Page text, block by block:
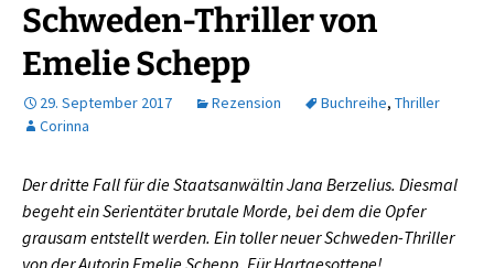
Schweden-Thriller von
Emelie Schepp
29. September 2017 Rezension Buchreihe, Thriller
Corinna
Der dritte Fall für die Staatsanwältin Jana Berzelius. Diesmal
begeht ein Serientäter brutale Morde, bei dem die Opfer
grausam entstellt werden. Ein toller neuer Schweden-Thriller
von der Autorin Emelie Schepp. Für Hartgesottene!